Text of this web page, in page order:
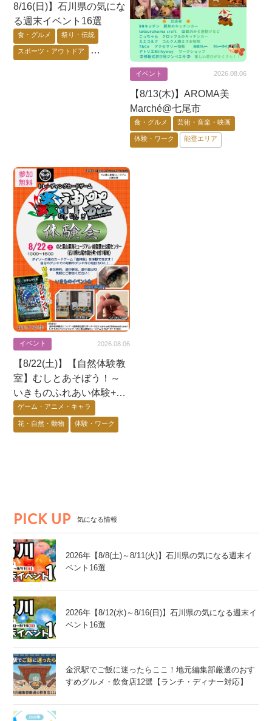
8/16(日)】石川県の気にな
る週末イベント16選
食・グルメ 祭り・伝統
スポーツ・アウトドア
イベント 2026.08.06
【8/13(木)】AROMA美
Marché@七尾市
食・グルメ 芸術・音楽・映画
体験・ワーク 能登エリア
イベント 2026.08.06
【8/22(土)】【自然体験教
室】むしとあそぼう！～
いきものふれあい体験+昆
虫展示+蟲神器体験会〜@
七尾市
ゲーム・アニメ・キャラ
花・自然・動物 体験・ワーク
PICK UP 気になる情報
2026年【8/8(土)～8/11(火)】石川県の気になる週末イ
ベント16選
2026年【8/12(水)～8/16(日)】石川県の気になる週末イ
ベント16選
金沢駅でご飯に迷ったらここ！地元編集部厳選のおす
すめグルメ・飲食店12選【ランチ・ディナー対応】